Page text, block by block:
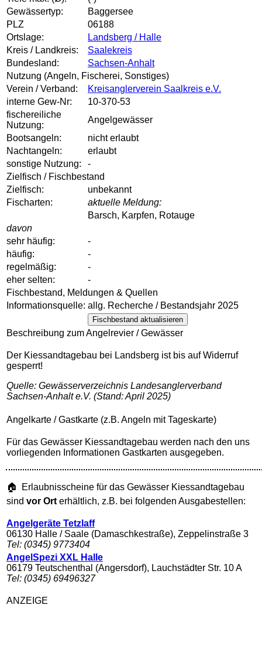
Gewässertyp:
Baggersee
PLZ
06188
Ortslage:
Landsberg / Halle
Kreis / Landkreis:
Saalekreis
Bundesland:
Sachsen-Anhalt
Nutzung (Angeln, Fischerei, Sonstiges)
Verein / Verband:
Kreisanglerverein Saalkreis e.V.
interne Gew-Nr:
10-370-53
fischereiliche
Nutzung:
Angelgewässer
Bootsangeln:
nicht erlaubt
Nachtangeln:
erlaubt
sonstige Nutzung:
-
Zielfisch / Fischbestand
Zielfisch:
unbekannt
Fischarten:
aktuelle Meldung:
Barsch, Karpfen, Rotauge
davon
sehr häufig:
-
häufig:
-
regelmäßig:
-
eher selten:
-
Fischbestand, Meldungen & Quellen
Informationsquelle: allg. Recherche / Bestandsjahr 2025
Fischbestand aktualisieren
Beschreibung zum Angelrevier / Gewässer
Der Kiessandtagebau bei Landsberg ist bis auf Widerruf
gesperrt!
Quelle: Gewässerverzeichnis Landesanglerverband
Sachsen-Anhalt e.V. (Stand: April 2025)
Angelkarte / Gastkarte (z.B. Angeln mit Tageskarte)
Für das Gewässer Kiessandtagebau werden nach den uns
vorliegenden Informationen Gastkarten ausgegeben.
🏠 Erlaubnisscheine für das Gewässer Kiessandtagebau
sind vor Ort erhältlich, z.B. bei folgenden Ausgabestellen:
Angelgeräte Tetzlaff
06130 Halle / Saale (Damaschkestraße), Zeppelinstraße 3
Tel: (0345) 9773404
AngelSpezi XXL Halle
06179 Teutschenthal (Angersdorf), Lauchstädter Str. 10 A
Tel: (0345) 69496327
ANZEIGE